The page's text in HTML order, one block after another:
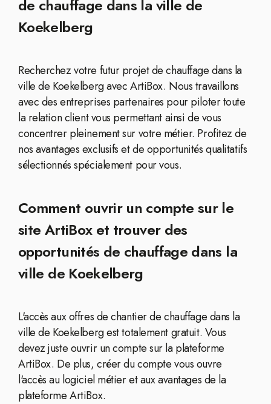
de chauffage dans la ville de
Koekelberg
Recherchez votre futur projet de chauffage dans la
ville de Koekelberg avec ArtiBox. Nous travaillons
avec des entreprises partenaires pour piloter toute
la relation client vous permettant ainsi de vous
concentrer pleinement sur votre métier. Profitez de
nos avantages exclusifs et de opportunités qualitatifs
sélectionnés spécialement pour vous.
Comment ouvrir un compte sur le
site ArtiBox et trouver des
opportunités de chauffage dans la
ville de Koekelberg
L'accès aux offres de chantier de chauffage dans la
ville de Koekelberg est totalement gratuit. Vous
devez juste ouvrir un compte sur la plateforme
ArtiBox. De plus, créer du compte vous ouvre
l'accès au logiciel métier et aux avantages de la
plateforme ArtiBox.